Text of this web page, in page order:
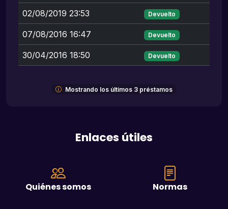
02/08/2019 23:53 Devuelto
07/08/2016 16:47 Devuelto
30/04/2016 18:50 Devuelto
Mostrando los últimos 3 préstamos
Enlaces útiles
Quiénes somos Normas